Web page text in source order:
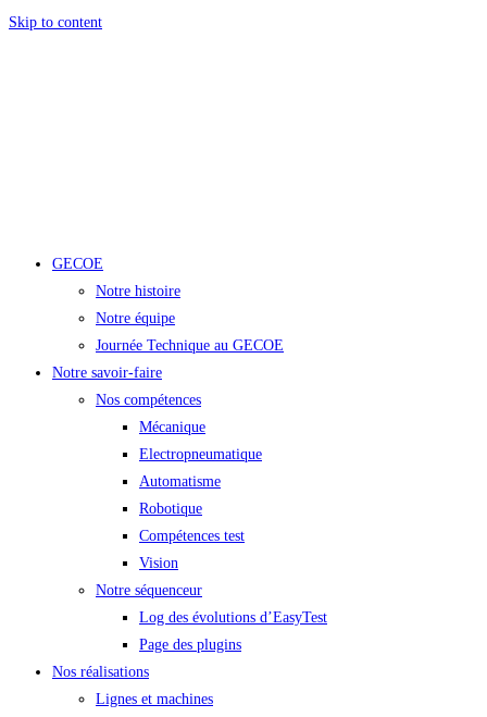
Skip to content
GECOE
Notre histoire
Notre équipe
Journée Technique au GECOE
Notre savoir-faire
Nos compétences
Mécanique
Electropneumatique
Automatisme
Robotique
Compétences test
Vision
Notre séquenceur
Log des évolutions d’EasyTest
Page des plugins
Nos réalisations
Lignes et machines